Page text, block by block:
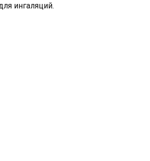
ингаляций.